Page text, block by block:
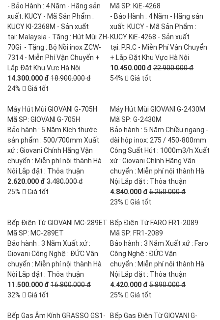
- Bảo Hành : 4 Năm - Hãng sản
xuất: KUCY - Mã Sản Phẩm :
KUCY KI-2368M - Sản xuất
tại: Malaysia - Tặng : Hút Mùi ZH-
70Gi - Tặng : Bộ Nồi inox ZCW-
7314 - Miễn Phí Vận Chuyển +
Lắp Đặt Khu Vực Hà Nội
14.300.000 đ 18.900.000 đ
24%
Giá tốt
Mã SP: KiE-4268
- Bảo Hành : 4 Năm - Hãng sản
xuất: KUCY - Mã Sản Phẩm :
KUCY KiE-4268 - Sản xuất
tại: P.R.C - Miễn Phí Vận Chuyển
+ Lắp Đặt Khu Vực Hà Nội
10.450.000 đ 22.900.000 đ
54%
Giá tốt
Máy Hút Mùi GIOVANI G-705H
Mã SP: GIOVANI G-705H
Bảo hành : 5 Năm Kích thước
sản phẩm : 500/700mm Xuất
xứ : Giovani Chính Hãng Vận
chuyển : Miễn phí nội thành Hà
Nội Lắp đặt : Thỏa thuận
2.620.000 đ 3.480.000 đ
25%
Giá tốt
Máy Hút Mùi GIOVANI G-2430M
Mã SP: G-2430M
Bảo hành : 5 Năm Chiều ngang -
dài hộp inox: 275 / 450-800mm
Công Suất Hút : 1000m3/h Xuất
xứ : Giovani Chính Hãng Vận
chuyển : Miễn phí nội thành Hà
Nội Lắp đặt : Thỏa thuận
4.840.000 đ 6.250.000 đ
23%
Giá tốt
Bếp Điện Từ GIOVANI MC-289ET
Mã SP: MC-289ET
Bảo hành : 3 Năm Xuất xứ :
Giovani Công Nghệ : ĐỨC Vận
chuyển : Miễn phí nội thành Hà
Nội Lắp đặt : Thỏa thuận
11.500.000 đ 16.800.000 đ
32%
Giá tốt
Bếp Điện Từ FARO FR1-2089
Mã SP: FR1-2089
Bảo hành : 3 Năm Xuất xứ : Faro
Công Nghệ : ĐỨC Vận
chuyển : Miễn phí nội thành Hà
Nội Lắp đặt : Thỏa thuận
4.420.000 đ 5.890.000 đ
25%
Giá tốt
Bếp Gas Âm Kính GRASSO GS1-
Bếp Gas Điện Từ GIOVANI G-